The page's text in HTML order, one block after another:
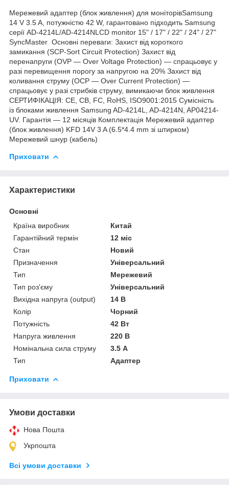
Мережевий адаптер (блок живлення) для моніторівSamsung
14 V 3.5 A, потужністю 42 W, гарантовано підходить Samsung
серії AD-4214L/AD-4214NLCD monitor 15" / 17" / 22" / 24" / 27"
SyncMaster Основні переваги: Захист від короткого
замикання (SCP-Sort Circuit Protection) Захист від
перенапруги (OVP — Over Voltage Protection) — спрацьовує у
разі перевищення порогу за напругою на 20% Захист від
коливання струму (OCP — Over Current Protection) —
спрацьовує у разі стрибків струму, вимикаючи блок живлення
СЕРТИФІКАЦІЯ: CE, CB, FC, RoHS, ISO9001:2015 Сумісність
із блоками живлення Samsung AD-4214L, AD-4214N, AP04214-
UV. Гарантія — 12 місяців Комплектація Мережевий адаптер
(блок живлення) KFD 14V 3 A (6.5*4.4 mm зі штирком)
Мережевий шнур (кабель)
Приховати
Характеристики
Основні
Країна виробник
Китай
Гарантійний термін
12 міс
Стан
Новий
Призначення
Універсальний
Тип
Мережевий
Тип роз'єму
Універсальний
Вихідна напруга (output)
14 В
Колір
Чорний
Потужність
42 Вт
Напруга живлення
220 В
Номінальна сила струму
3.5 А
Тип
Адаптер
Приховати
Умови доставки
Нова Пошта
Укрпошта
Всі умови доставки